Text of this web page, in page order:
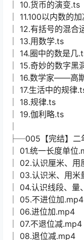
│ 10.货币的演变.ts
│ 11.100以内数的
│ 12.有括号的混合
│ 13.用数学.ts
│ 14.圈中的数是几
│ 15.奇妙的数字黑
│ 16.数学家——高
│ 17.生活中的规律
│ 18.规律.ts
│ 19.伽利略.ts
├─005【完结】二
│ 01.统一长度单位
│ 02.认识厘米、用
│ 03.认识米、用米
│ 04.认识线段、量
│ 05.不进位加.mp4
│ 06.进位加.mp4
│ 07.不退位减.mp4
│ 08.退位减.mp4